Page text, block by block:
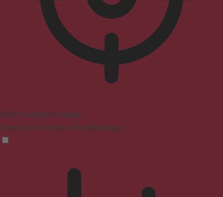
ADHD-freundlicher Modus
Fokussiertes Surfen, ohne Ablenkungen